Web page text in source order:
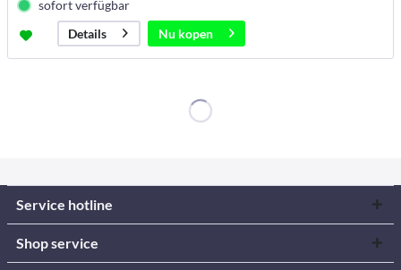
sofort verfügbar
Details
Nu kopen
Service hotline
Shop service